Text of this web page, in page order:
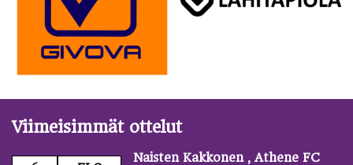
Viimeisimmät ottelut
Naisten Kakkonen , Athene FC